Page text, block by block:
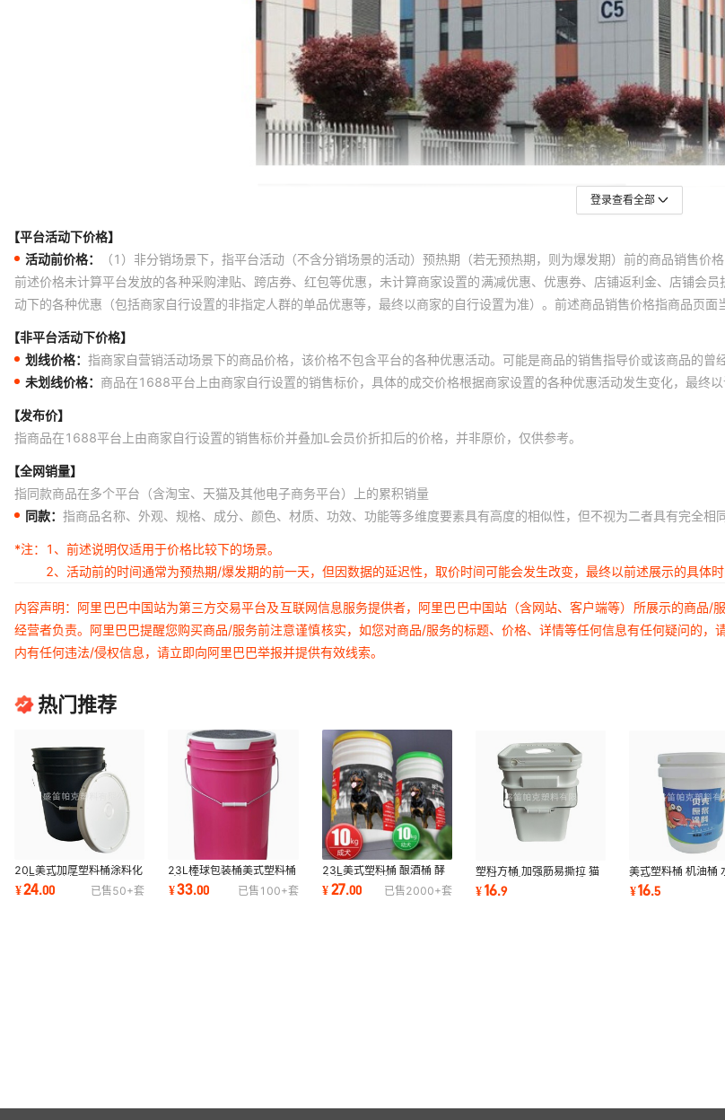
登录查看全部
【平台活动下价格】
活动前价格：
（1）非分销场景下，指平台活动（不含分销场景的活动）预热期（若无预热期，则为爆发期）前的商品销售
前述价格未计算平台发放的各种采购津贴、跨店券、红包等优惠，未计算商家设置的满减优惠、优惠券、店铺返利金、店铺会
动下的各种优惠（包括商家自行设置的非指定人群的单品优惠等，最终以商家的自行设置为准）。前述商品销售价格指商品页
【非平台活动下价格】
划线价格： 指商家自营销活动场景下的商品价格，该价格不包含平台的各种优惠活动。可能是商品的销售指导价或该商品的曾
未划线价格： 商品在1688平台上由商家自行设置的销售标价，具体的成交价格根据商家设置的各种优惠活动发生变化，最终以
【发布价】
指商品在1688平台上由商家自行设置的销售标价并叠加L会员价折扣后的价格，并非原价，仅供参考。
【全网销量】
指同款商品在多个平台（含淘宝、天猫及其他电子商务平台）上的累积销量
同款： 指商品名称、外观、规格、成分、颜色、材质、功效、功能等多维度要素具有高度的相似性，但不视为二者具有完全相
*注：
1、前述说明仅适用于价格比较下的场景。
2、活动前的时间通常为预热期/爆发期的前一天，但因数据的延迟性，取价时间可能会发生改变，最终以前述展示的具体时
内容声明：阿里巴巴中国站为第三方交易平台及互联网信息服务提供者，阿里巴巴中国站（含网站、客户端等）所展示的商
经营者负责。阿里巴巴提醒您购买商品/服务前注意谨慎核实，如您对商品/服务的标题、价格、详情等任何信息有任何疑问的
内有任何违法/侵权信息，请立即向阿里巴巴举报并提供有效线索。
热门推荐
20L美式加厚塑料桶涂料化
工桶润滑油桶
¥24.00 已售50+套
23L棒球包装桶美式塑料桶
酿酒桶
¥33.00 已售 100+套
23L美式塑料桶 酿酒桶 酵
素桶 厂家直销
¥27.00 已售2000+套
塑料方桶 加强筋易撕拉 猫
砂桶 全新PP料 15公斤
¥16.9
美式塑料桶 机油桶
料桶 17L 20L
¥16.5